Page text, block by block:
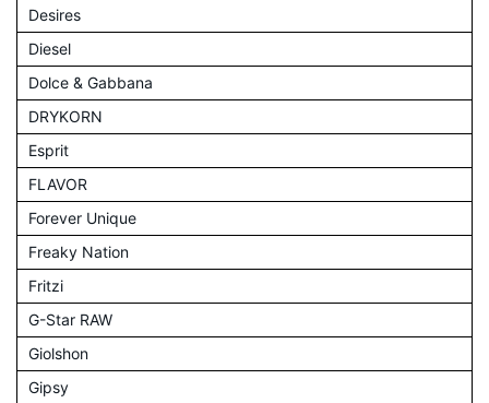
Desires
Diesel
Dolce & Gabbana
DRYKORN
Esprit
FLAVOR
Forever Unique
Freaky Nation
Fritzi
G-Star RAW
Giolshon
Gipsy